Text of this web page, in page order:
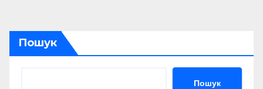
Пошук
Пошук